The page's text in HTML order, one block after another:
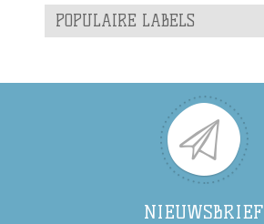
POPULAIRE LABELS
NIEUWSBRIEF